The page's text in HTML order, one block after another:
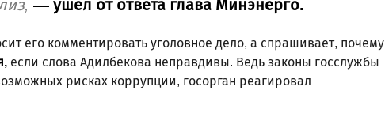
— ушел от ответа глава Минэнерго.
его комментировать уголовное дело, а спрашивает, почему
если слова Адилбекова неправдивы. Ведь законы госслужбы
рисках коррупции, госорган реагировал